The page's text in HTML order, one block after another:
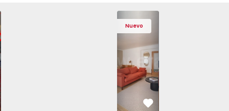
de Varzim, Póvoa de Varzim, Beiriz e Argivai - 1574602 -
T3 Póvoa de Varzim, Póvoa de Varzim, Beiriz e Argivai -
Apartamento T3 Póvoa de Varzim, Póvoa de Varzim, Beiriz
Apartamento T3 Póvoa de Varzim, Póvoa de
Apartamento T3 Póvoa de Varzim,
Apartamento T3 Póvoa de
Nuevo
Apartamento T4 Cascais, São
Apartamento T4 Cascais,
Favorito